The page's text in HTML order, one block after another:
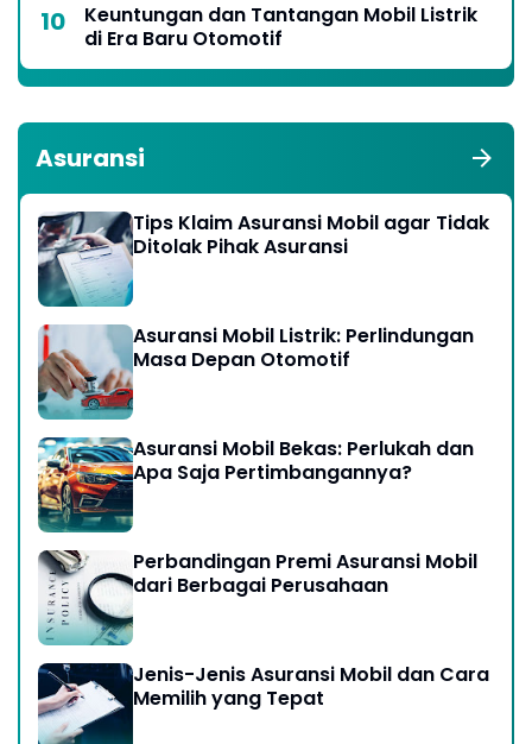
Keuntungan dan Tantangan Mobil Listrik
di Era Baru Otomotif
Asuransi
Tips Klaim Asuransi Mobil agar Tidak
Ditolak Pihak Asuransi
Asuransi Mobil Listrik: Perlindungan
Masa Depan Otomotif
Asuransi Mobil Bekas: Perlukah dan
Apa Saja Pertimbangannya?
Perbandingan Premi Asuransi Mobil
dari Berbagai Perusahaan
Jenis-Jenis Asuransi Mobil dan Cara
Memilih yang Tepat